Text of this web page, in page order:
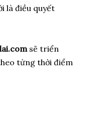
là điều quyết
sẽ triển
từng thời điểm